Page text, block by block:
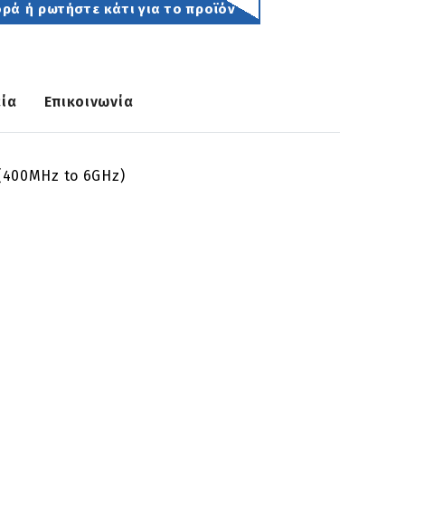
ή ρωτήστε κάτι για το προϊόν
Επικοινωνία
to 6GHz)